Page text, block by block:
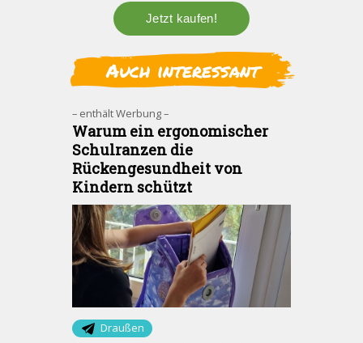
Auch interessant
– enthält Werbung –
Warum ein ergonomischer
Schulranzen die
Rückengesundheit von
Kindern schützt
Draußen